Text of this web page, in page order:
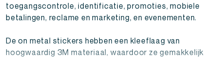
toegangscontrole, identificatie, promoties, mobiele
betalingen, reclame en marketing, en evenementen.
De on metal stickers hebben een kleeflaag van
hoogwaardig 3M materiaal, waardoor ze gemakkelijk